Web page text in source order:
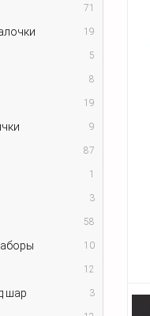
71
19
5
8
19
9
87
1
3
58
10
12
шар 3